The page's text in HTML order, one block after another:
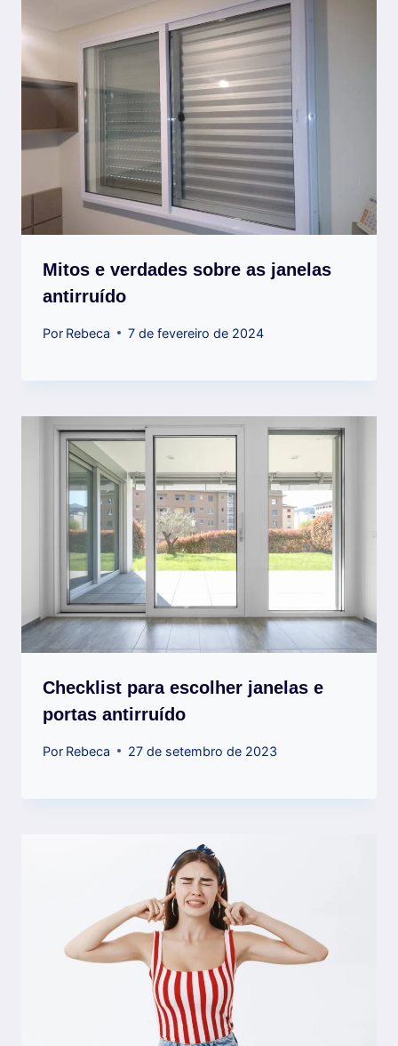
Mitos e verdades sobre as janelas
antirruído
Por Rebeca 7 de fevereiro de 2024
Checklist para escolher janelas e
portas antirruído
Por Rebeca 27 de setembro de 2023